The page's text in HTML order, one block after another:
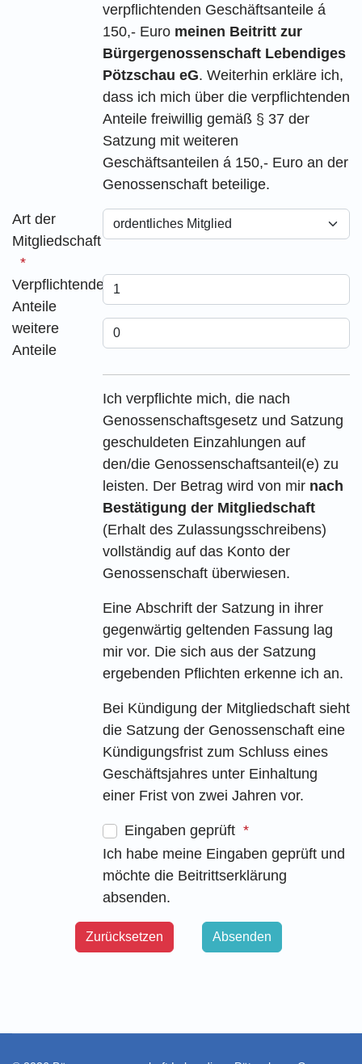
verpflichtenden Geschäftsanteile á
150,- Euro meinen Beitritt zur
Bürgergenossenschaft Lebendiges
Pötzschau eG. Weiterhin erkläre ich,
dass ich mich über die verpflichtenden
Anteile freiwillig gemäß § 37 der
Satzung mit weiteren
Geschäftsanteilen á 150,- Euro an der
Genossenschaft beteilige.
Art der
Mitgliedschaft
Verpflichtende
Anteile
weitere
Anteile
Ich verpflichte mich, die nach
Genossenschaftsgesetz und Satzung
geschuldeten Einzahlungen auf
den/die Genossenschaftsanteil(e) zu
leisten. Der Betrag wird von mir nach
Bestätigung der Mitgliedschaft
(Erhalt des Zulassungsschreibens)
vollständig auf das Konto der
Genossenschaft überwiesen.
Eine Abschrift der Satzung in ihrer
gegenwärtig geltenden Fassung lag
mir vor. Die sich aus der Satzung
ergebenden Pflichten erkenne ich an.
Bei Kündigung der Mitgliedschaft sieht
die Satzung der Genossenschaft eine
Kündigungsfrist zum Schluss eines
Geschäftsjahres unter Einhaltung
einer Frist von zwei Jahren vor.
Eingaben geprüft
Ich habe meine Eingaben geprüft und
möchte die Beitrittserklärung
absenden.